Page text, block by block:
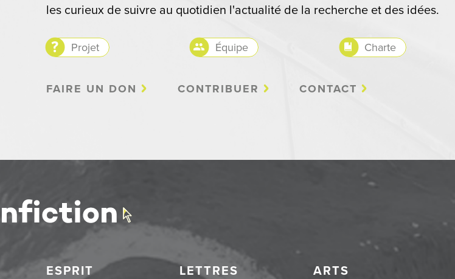
les curieux de suivre au quotidien l'actualité de la recherche et des idées.
Projet Équipe Charte
FAIRE UN DON CONTRIBUER CONTACT
ESPRIT LETTRES ARTS